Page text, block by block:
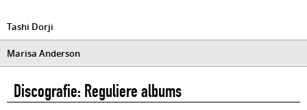
Tashi Dorji
Marisa Anderson
Discografie: Reguliere albums